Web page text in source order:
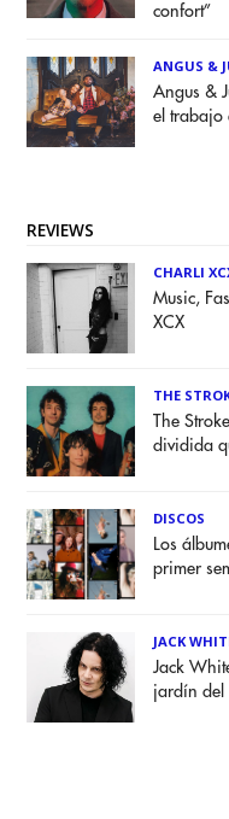
confort”
ANGUS &
Angus &
el trabajo
REVIEWS
CHARLI
Music,
XCX
THE
The
dividida
DISCOS
Los
primer
JACK
Jack
jardín del